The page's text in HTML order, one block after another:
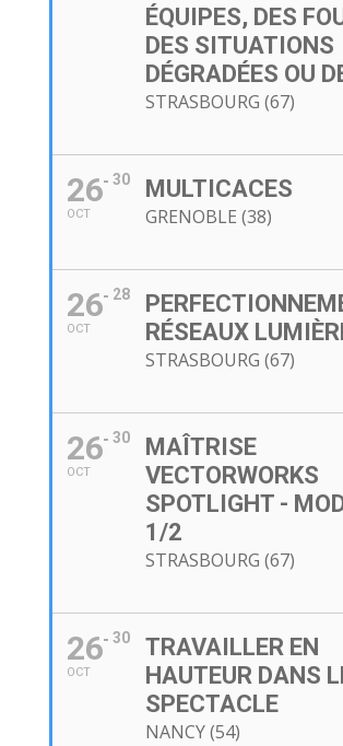
ÉQUIPES, DES
DES SITUATIONS
DÉGRADÉES OU
STRASBOURG (67)
26
OCT
30 MULTICACES
GRENOBLE (38)
26
OCT
28
RÉSEAUX
STRASBOURG (67)
26
OCT
30
MAÎTRISE
VECTORWORKS
SPOTLIGHT -
1/2
STRASBOURG (67)
26
OCT
30
TRAVAILLER EN
HAUTEUR DANS
SPECTACLE
NANCY (54)